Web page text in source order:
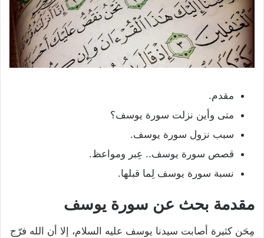
مقدم.
متى وأين نزلت سورة يوسف؟
سبب نزول سورة يوسف.
قصص سورة يوسف.. عِبر ومواعظ.
نسبة سورة يوسف لِما قبلها.
مقدمة بحث عن سورة يوسف
مِحَن كثيرة أصابت سيدنا يوسف عليه السلام، إلا أن الله فرّج